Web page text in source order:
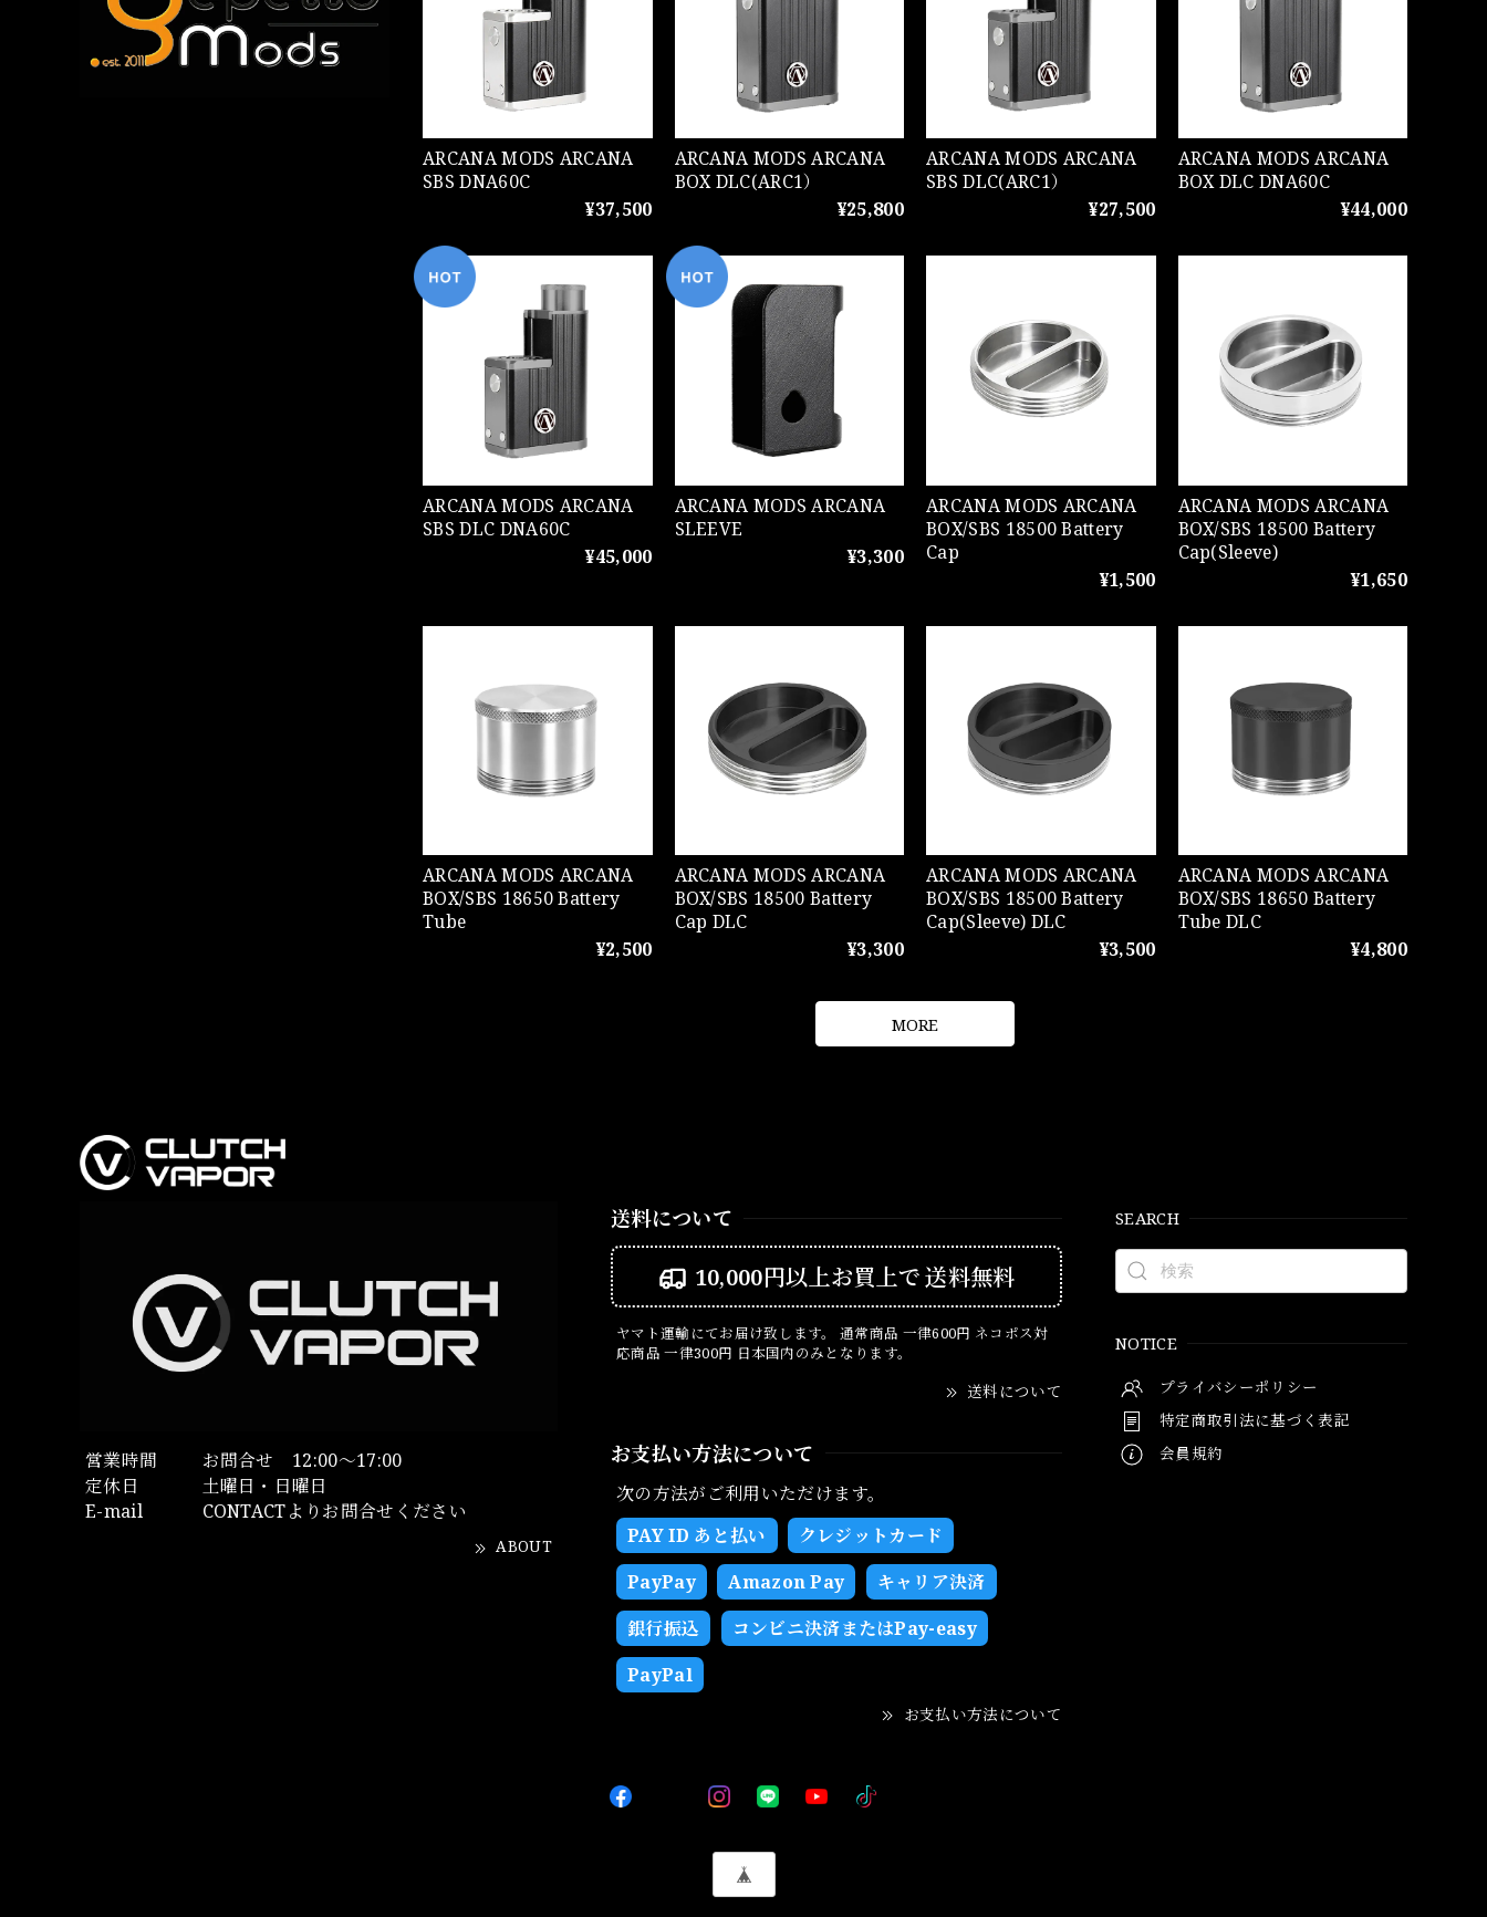
ARCANA MODS ARCANA
SBS DNA60C
¥37,500
ARCANA MODS ARCANA
BOX DLC(ARC1）
¥25,800
ARCANA MODS ARCANA
SBS DLC(ARC1）
¥27,500
ARCANA MODS ARCANA
BOX DLC DNA60C
¥44,000
ARCANA MODS ARCANA
SBS DLC DNA60C
¥45,000
ARCANA MODS ARCANA
SLEEVE
¥3,300
ARCANA MODS ARCANA
BOX/SBS 18500 Battery
Cap
¥1,500
ARCANA MODS ARCANA
BOX/SBS 18500 Battery
Cap(Sleeve)
¥1,650
ARCANA MODS ARCANA
BOX/SBS 18650 Battery
Tube
¥2,500
ARCANA MODS ARCANA
BOX/SBS 18500 Battery
Cap DLC
¥3,300
ARCANA MODS ARCANA
BOX/SBS 18500 Battery
Cap(Sleeve) DLC
¥3,500
ARCANA MODS ARCANA
BOX/SBS 18650 Battery
Tube DLC
¥4,800
MORE
営業時間
お問合せ 12:00～17:00
定休日
土曜日・日曜日
E-mail
CONTACTよりお問合せください
ABOUT
送料について
10,000円以上お買上で送料無料
ヤマト運輸にてお届け致します。 通常商品 一律600円 ネコポス対
応商品 一律300円 日本国内のみとなります。
送料について
お支払い方法について
次の方法がご利用いただけます。
PAY ID あと払い
クレジットカード
PayPay
Amazon Pay
キャリア決済
銀行振込
コンビニ決済またはPay-easy
PayPal
お支払い方法について
SEARCH
NOTICE
プライバシーポリシー
特定商取引法に基づく表記
会員規約